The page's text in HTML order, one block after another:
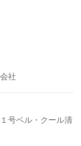
社
号ベル・クール清